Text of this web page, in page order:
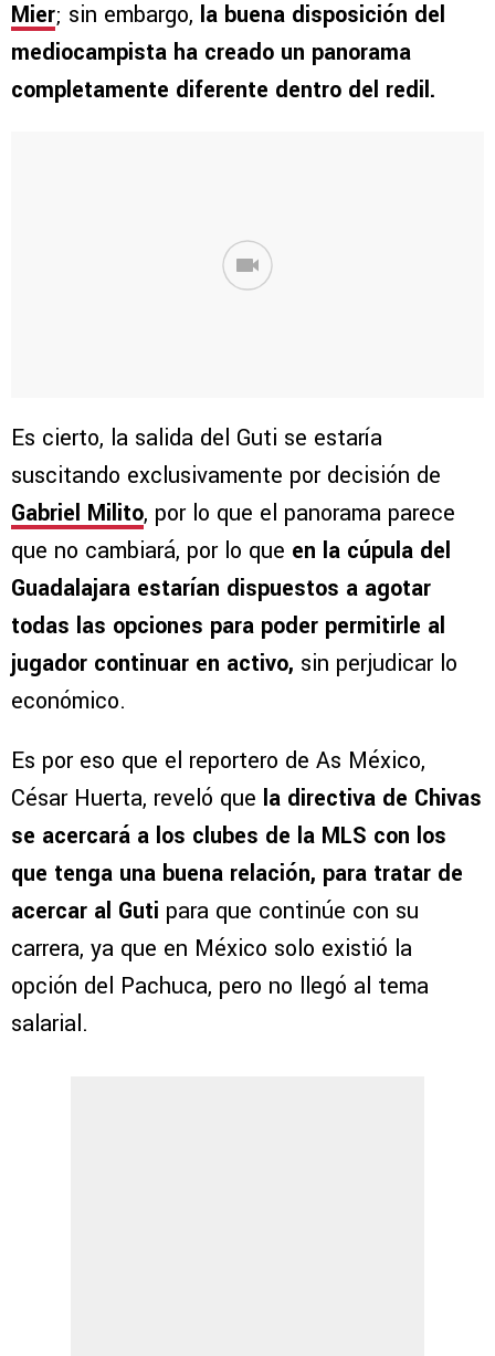
Mier; sin embargo, la buena disposición del
mediocampista ha creado un panorama
completamente diferente dentro del redil.
Es cierto, la salida del Guti se estaría
suscitando exclusivamente por decisión de
Gabriel Milito, por lo que el panorama parece
que no cambiará, por lo que en la cúpula del
Guadalajara estarían dispuestos a agotar
todas las opciones para poder permitirle al
jugador continuar en activo, sin perjudicar lo
económico.
Es por eso que el reportero de As México,
César Huerta, reveló que la directiva de Chivas
se acercará a los clubes de la MLS con los
que tenga una buena relación, para tratar de
acercar al Guti para que continúe con su
carrera, ya que en México solo existió la
opción del Pachuca, pero no llegó al tema
salarial.